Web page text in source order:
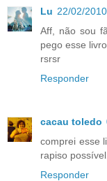
Lu 22/02/
Aff, não sou
pego esse
rsrsr
Responder
cacau toledo
comprei esse
rapiso possível.
Responder